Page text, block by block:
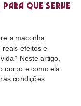
para que serve
a maconha
reais efeitos e
Neste artigo,
corpo e como ela
condições